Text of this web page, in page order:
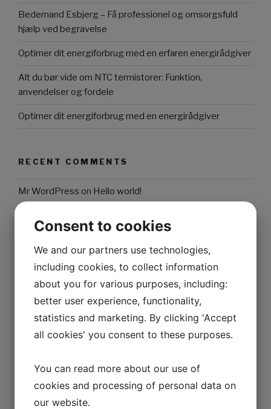
Bedemand Esbjerg – Få professionel og omsorgsfuld
hjælp ved begravelse
Optimer dit energiforbrug med en erfaren energirådgiver
Alt du bør vide om NTC termistorer: Funktion,
anvendelser og fordele
Optimer dit energiforbrug med en energirådgiver
RECENT COMMENTS
Mr WordPress on Hello world!
May 2026
April 2026
March 2026
February 2026
December 2025
November 2025
Consent to cookies
We and our partners use technologies,
including cookies, to collect information
about you for various purposes, including:
better user experience, functionality,
statistics and marketing. By clicking 'Accept
all cookies' you consent to these purposes.
You can read more about our use of
cookies and processing of personal data on
our website.